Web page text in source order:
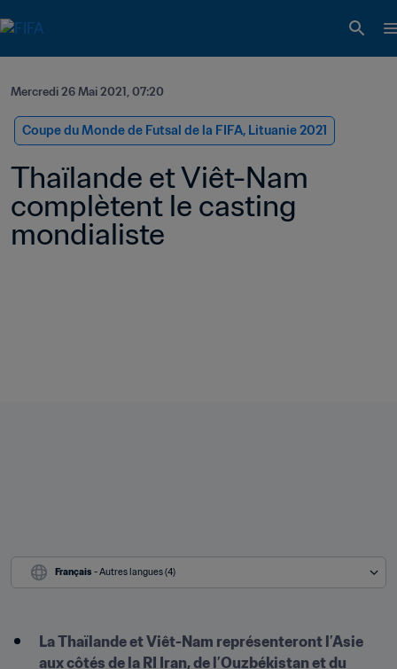
Mercredi 26 Mai 2021, 07:20
Coupe du Monde de Futsal de la FIFA, Lituanie 2021
Thaïlande et Viêt-Nam
complètent le casting
mondialiste
Français - Autres langues (4)
La Thaïlande et Viêt-Nam représenteront l’Asie
aux côtés de la RI Iran, de l’Ouzbékistan et du